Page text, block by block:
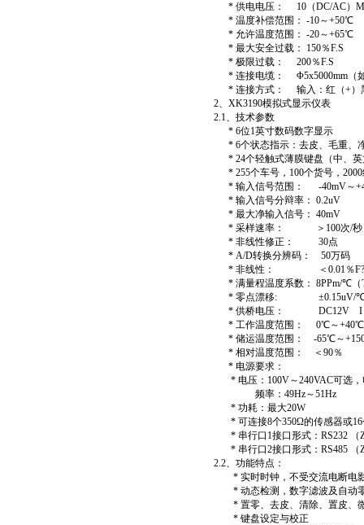
* 供电电压： 10（DC/AC）
* 温度补偿范围： -10～+50℃
* 允许温度范围： -20～+65℃
* 最大安全过载： 150％F.S
* 极限过载： 200％F.S
* 连接电缆： Φ5x5000mm（如
* 连接方式： 输入：红（+）
2、XK3190模拟式
2.1、技术参数
* 6位1英寸数码数字显示
* 6个状态指示：去皮、毛重、
* 24个轻触式薄膜键盘（中、英
* 255个车号，100
* 输入信号范围：
* 输入信号分辩
* 最大净输入
* 采样速率： ＞100次/秒
* 非线性修正
* A/D转换分辨
* 非线性：
* 满量程温度系数： 8PPm/℃（
* 零点漂移: ±0.15uV/℃
* 供桥电压： DC12V I＞
* 工作温度范围： 0℃～+40℃
* 储运温度范围： -65℃～
* 相对温度范围： ＜90％
* 电源要求：
* 电压：100V～240VAC可选，
频率：49Hz～51Hz
* 功耗：最大20W
* 可连接8个350Ω的传感器或16
* 串行口1接口形式：RS232 （
* 串行口2接口形式：RS485 （
2.2、功能特点：
* 实时时钟，不受交流电断电
* 动态检测，数字滤波及自动
* 置零、去皮、清除、置皮、
* 键盘设定与校正